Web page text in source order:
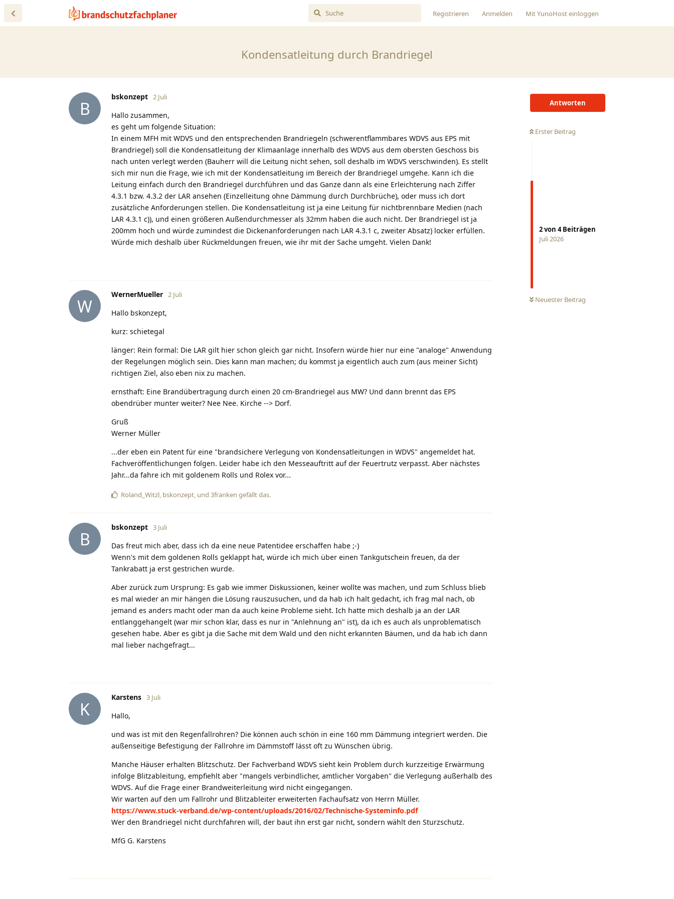
Registrieren Anmelden MitYunoHosteinloggen
Kondensatleitung durch Brandriegel
Antworten
Erster Beitrag
2von 4Beiträgen
Juli 2026
Neuester Beitrag
B
bskonzept 2 Juli
Hallo zusammen,
es geht um folgende Situation:
In einem MFH mit WDVS und den entsprechenden Brandriegeln (schwerentflammbares WDVS aus EPS mit
Brandriegel) soll die Kondensatleitung der Klimaanlage innerhalb des WDVS aus dem obersten Geschoss bis
nach unten verlegt werden (Bauherr will die Leitung nicht sehen, soll deshalb im WDVS verschwinden). Es stellt
sich mir nun die Frage, wie ich mit der Kondensatleitung im Bereich der Brandriegel umgehe. Kann ich die
Leitung einfach durch den Brandriegel durchführen und das Ganze dann als eine Erleichterung nach Ziffer
4.3.1 bzw. 4.3.2 der LAR ansehen (Einzelleitung ohne Dämmung durch Durchbrüche), oder muss ich dort
zusätzliche Anforderungen stellen. Die Kondensatleitung ist ja eine Leitung für nichtbrennbare Medien (nach
LAR 4.3.1 c)), und einen größeren Außendurchmesser als 32mm haben die auch nicht. Der Brandriegel ist ja
200mm hoch und würde zumindest die Dickenanforderungen nach LAR 4.3.1 c, zweiter Absatz) locker erfüllen.
Würde mich deshalb über Rückmeldungen freuen, wie ihr mit der Sache umgeht. Vielen Dank!
W
WernerMueller 2 Juli
Hallo bskonzept,
kurz: schietegal
länger: Rein formal: Die LAR gilt hier schon gleich gar nicht. Insofern würde hier nur eine "analoge" Anwendung
der Regelungen möglich sein. Dies kann man machen; du kommst ja eigentlich auch zum (aus meiner Sicht)
richtigen Ziel, also eben nix zu machen.
ernsthaft: Eine Brandübertragung durch einen 20 cm-Brandriegel aus MW? Und dann brennt das EPS
obendrüber munter weiter? Nee Nee. Kirche --> Dorf.
Gruß
Werner Müller
...der eben ein Patent für eine "brandsichere Verlegung von Kondensatleitungen in WDVS" angemeldet hat.
Fachveröffentlichungen folgen. Leider habe ich den Messeauftritt auf der Feuertrutz verpasst. Aber nächstes
Jahr...da fahre ich mit goldenem Rolls und Rolex vor...
Roland_Witzl, bskonzept, und 3franken gefällt das.
B
bskonzept 3 Juli
Das freut mich aber, dass ich da eine neue Patentidee erschaffen habe ;-)
Wenn's mit dem goldenen Rolls geklappt hat, würde ich mich über einen Tankgutschein freuen, da der
Tankrabatt ja erst gestrichen wurde.
Aber zurück zum Ursprung: Es gab wie immer Diskussionen, keiner wollte was machen, und zum Schluss blieb
es mal wieder an mir hängen die Lösung rauszusuchen, und da hab ich halt gedacht, ich frag mal nach, ob
jemand es anders macht oder man da auch keine Probleme sieht. Ich hatte mich deshalb ja an der LAR
entlanggehangelt (war mir schon klar, dass es nur in "Anlehnung an" ist), da ich es auch als unproblematisch
gesehen habe. Aber es gibt ja die Sache mit dem Wald und den nicht erkannten Bäumen, und da hab ich dann
mal lieber nachgefragt...
K
Karstens 3 Juli
Hallo,
und was ist mit den Regenfallrohren? Die können auch schön in eine 160 mm Dämmung integriert werden. Die
außenseitige Befestigung der Fallrohre im Dämmstoff lässt oft zu Wünschen übrig.
Manche Häuser erhalten Blitzschutz. Der Fachverband WDVS sieht kein Problem durch kurzzeitige Erwärmung
infolge Blitzableitung, empfiehlt aber "mangels verbindlicher, amtlicher Vorgaben" die Verlegung außerhalb des
WDVS. Auf die Frage einer Brandweiterleitung wird nicht eingegangen.
Wir warten auf den um Fallrohr und Blitzableiter erweiterten Fachaufsatz von Herrn Müller.
https://www.stuck-verband.de/wp-content/uploads/2016/02/Technische-Systeminfo.pdf
Wer den Brandriegel nicht durchfahren will, der baut ihn erst gar nicht, sondern wählt den Sturzschutz.
MfG G. Karstens